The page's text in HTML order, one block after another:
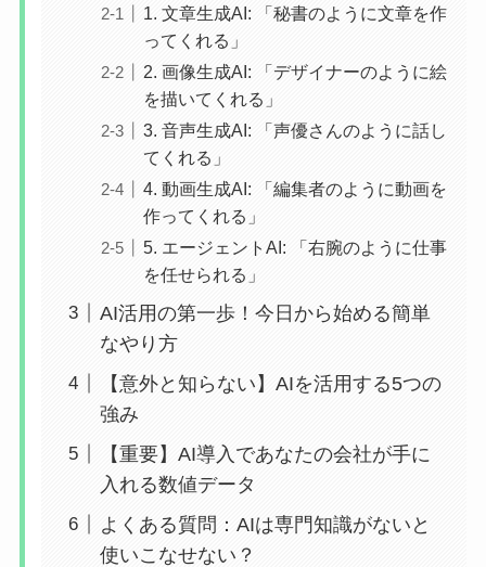
1. 文章生成AI: 「秘書のように文章を作
ってくれる」
2. 画像生成AI: 「デザイナーのように絵
を描いてくれる」
3. 音声生成AI: 「声優さんのように話し
てくれる」
4. 動画生成AI: 「編集者のように動画を
作ってくれる」
5. エージェントAI: 「右腕のように仕事
を任せられる」
AI活用の第一歩！今日から始める簡単
なやり方
【意外と知らない】AIを活用する5つの
強み
【重要】AI導入であなたの会社が手に
入れる数値データ
よくある質問：AIは専門知識がないと
使いこなせない？